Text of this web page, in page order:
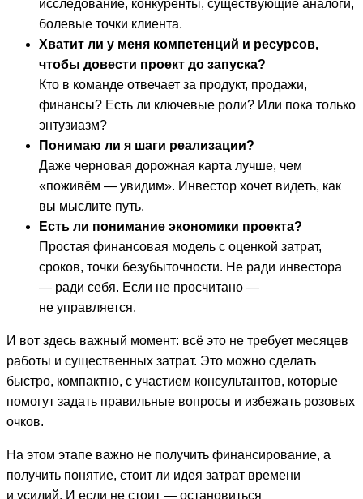
исследование, конкуренты, существующие аналоги,
болевые точки клиента.
Хватит ли у меня компетенций и ресурсов,
чтобы довести проект до запуска?
Кто в команде отвечает за продукт, продажи,
финансы? Есть ли ключевые роли? Или пока только
энтузиазм?
Понимаю ли я шаги реализации?
Даже черновая дорожная карта лучше, чем
«поживём — увидим». Инвестор хочет видеть, как
вы мыслите путь.
Есть ли понимание экономики проекта?
Простая финансовая модель с оценкой затрат,
сроков, точки безубыточности. Не ради инвестора
— ради себя. Если не просчитано —
не управляется.
И вот здесь важный момент: всё это не требует месяцев
работы и существенных затрат. Это можно сделать
быстро, компактно, с участием консультантов, которые
помогут задать правильные вопросы и избежать розовых
очков.
На этом этапе важно не получить финансирование, а
получить понятие, стоит ли идея затрат времени
и усилий. И если не стоит — остановиться